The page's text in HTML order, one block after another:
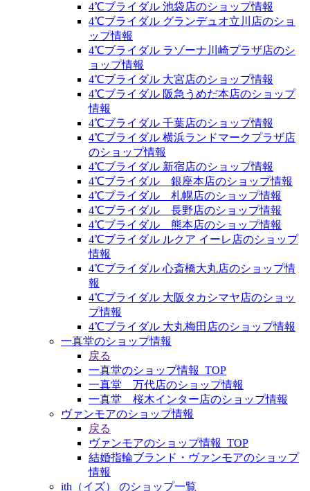
4℃ブライダル 池袋店のショップ情報
4℃ブライダル グランデュオ立川店のショ
ップ情報
4℃ブライダル ラゾーナ川崎プラザ店のシ
ョップ情報
4℃ブライダル 大宮店のショップ情報
4℃ブライダル 阪急うめだ本店のショップ
情報
4℃ブライダル 千葉店のショップ情報
4℃ブライダル 横浜ランドマークプラザ店
のショップ情報
4℃ブライダル 新宿店のショップ情報
4℃ブライダル 銀座本店のショップ情報
4℃ブライダル 札幌店のショップ情報
4℃ブライダル 長野店のショップ情報
4℃ブライダル 熊本店のショップ情報
4℃ブライダル ルクア イーレ店のショップ
情報
4℃ブライダル 心斎橋大丸店のショップ情
報
4℃ブライダル 大阪タカシマヤ店のショッ
プ情報
4℃ブライダル 大丸梅田店のショップ情報
一真堂のショップ情報
戻る
一真堂のショップ情報_TOP
一真堂 万代店のショップ情報
一真堂 桜木インター店のショップ情報
ヴァンモアのショップ情報
戻る
ヴァンモアのショップ情報_TOP
結婚指輪ブランド・ヴァンモアのショップ
情報
ith（イズ） のショップ一覧